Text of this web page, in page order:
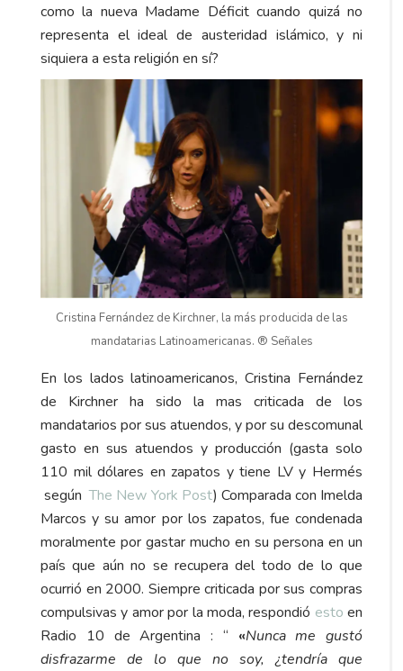
como la nueva Madame Déficit cuando quizá no
representa el ideal de austeridad islámico, y ni
siquiera a esta religión en sí?
Cristina Fernández de Kirchner, la más producida de las
mandatarias Latinoamericanas. ® Señales
En los lados latinoamericanos, Cristina Fernández
de Kirchner ha sido la mas criticada de los
mandatarios por sus atuendos, y por su descomunal
gasto en sus atuendos y producción (gasta solo
110 mil dólares en zapatos y tiene LV y Hermés
segúnThe New York Post) Comparada con Imelda
Marcos y su amor por los zapatos, fue condenada
moralmente por gastar mucho en su persona en un
país que aún no se recupera del todo de lo que
ocurrió en 2000. Siempre criticada por sus compras
compulsivas y amor por la moda, respondió esto en
Radio 10 de Argentina : “ «Nunca me gustó
disfrazarme de lo que no soy, ¿tendría que